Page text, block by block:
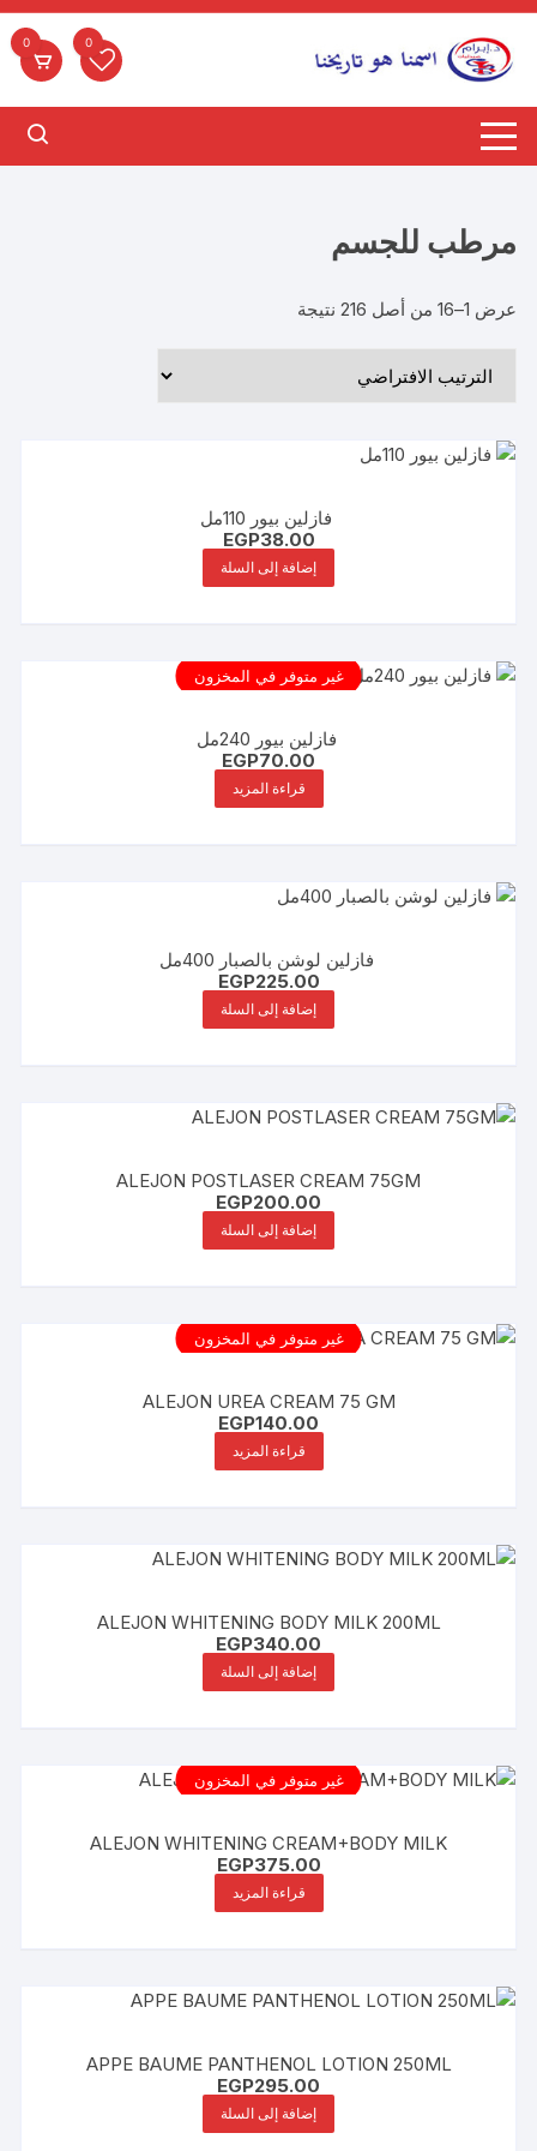
التجاوز
المحتوى
0
0
مرطب للجسم
عرض 1–16 من أصل 216 نتيجة
فازلين بيور 110مل
EGP38.00
إضافة إلى السلة
غير متوفر في المخزون
فازلين بيور 240مل
EGP70.00
قراءة المزيد
فازلين لوشن بالصبار 400مل
EGP225.00
إضافة إلى السلة
ALEJON POSTLASER CREAM 75GM
EGP200.00
إضافة إلى السلة
غير متوفر في المخزون
ALEJON UREA CREAM 75 GM
EGP140.00
قراءة المزيد
ALEJON WHITENING BODY MILK 200ML
EGP340.00
إضافة إلى السلة
غير متوفر في المخزون
ALEJON WHITENING CREAM+BODY MILK
EGP375.00
قراءة المزيد
APPE BAUME PANTHENOL LOTION 250ML
EGP295.00
إضافة إلى السلة